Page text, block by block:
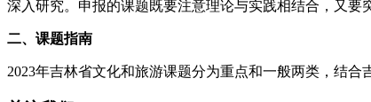
深入研究。申报的课题既要注意理论与实践相结合，又要
二、课题指南
2023年吉林省文化和旅游课题分为重点和一般两类，结合